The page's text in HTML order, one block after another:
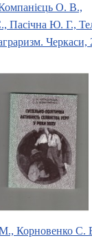
О. В.,
Пасічна Ю. Г.,
Черкаси,
Корновенко С.